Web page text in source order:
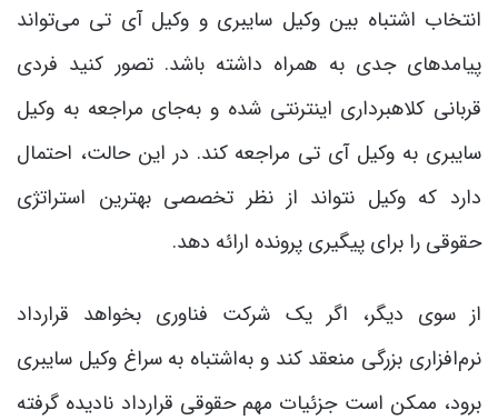
انتخاب اشتباه بین وکیل سایبری و وکیل آی تی می‌تواند
پیامدهای جدی به همراه داشته باشد. تصور کنید فردی
قربانی کلاهبرداری اینترنتی شده و به‌جای مراجعه به وکیل
سایبری به وکیل آی تی مراجعه کند. در این حالت، احتمال
دارد که وکیل نتواند از نظر تخصصی بهترین استراتژی
حقوقی را برای پیگیری پرونده ارائه دهد.
از سوی دیگر، اگر یک شرکت فناوری بخواهد قرارداد
نرم‌افزاری بزرگی منعقد کند و به‌اشتباه به سراغ وکیل سایبری
برود، ممکن است جزئیات مهم حقوقی قرارداد نادیده گرفته